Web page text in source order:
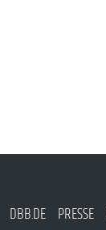
DBB.DE PRESSE